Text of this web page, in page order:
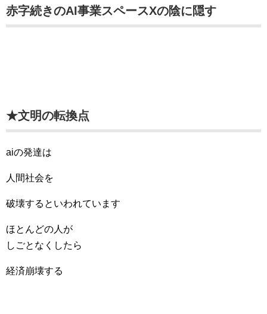
赤字続きのAI事業スペースXの陰に隠す
★文明の転換点
aiの発達は
人間社会を
破壊するといわれています
ほとんどの人が
しごとなくしたら
経済崩壊する